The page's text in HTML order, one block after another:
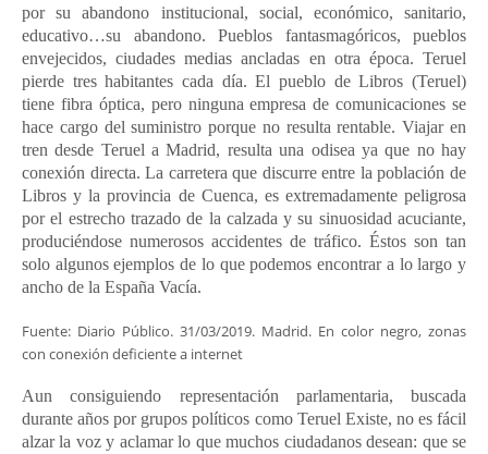
por su abandono institucional, social, económico, sanitario,
educativo…su abandono. Pueblos fantasmagóricos, pueblos
envejecidos, ciudades medias ancladas en otra época. Teruel
pierde tres habitantes cada día. El pueblo de Libros (Teruel)
tiene fibra óptica, pero ninguna empresa de comunicaciones se
hace cargo del suministro porque no resulta rentable. Viajar en
tren desde Teruel a Madrid, resulta una odisea ya que no hay
conexión directa. La carretera que discurre entre la población de
Libros y la provincia de Cuenca, es extremadamente peligrosa
por el estrecho trazado de la calzada y su sinuosidad acuciante,
produciéndose numerosos accidentes de tráfico. Éstos son tan
solo algunos ejemplos de lo que podemos encontrar a lo largo y
ancho de la España Vacía.
Fuente: Diario Público. 31/03/2019. Madrid. En color negro, zonas
con conexión deficiente a internet
Aun consiguiendo representación parlamentaria, buscada
durante años por grupos políticos como Teruel Existe, no es fácil
alzar la voz y aclamar lo que muchos ciudadanos desean: que se